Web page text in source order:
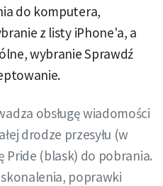
do komputera,
z listy iPhone'a, a
wybranie Sprawdź
obsługę wiadomości
drodze przesyłu (w
(blask) do pobrania.
poprawki